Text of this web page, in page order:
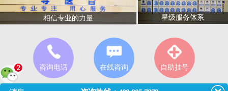
相信专业的力量 星级服务体系
咨询电话 在线咨询 自助挂号
2